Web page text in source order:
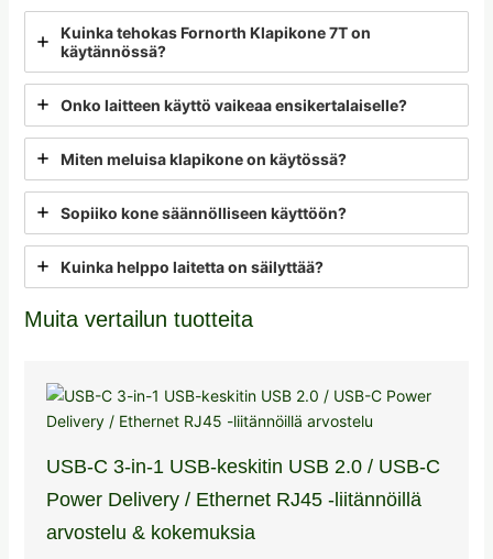
Kuinka tehokas Fornorth Klapikone 7T on
käytännössä?
Onko laitteen käyttö vaikeaa ensikertalaiselle?
Miten meluisa klapikone on käytössä?
Sopiiko kone säännölliseen käyttöön?
Kuinka helppo laitetta on säilyttää?
Muita vertailun tuotteita
USB-C 3-in-1 USB-keskitin USB 2.0 / USB-C
Power Delivery / Ethernet RJ45 -liitännöillä
arvostelu & kokemuksia